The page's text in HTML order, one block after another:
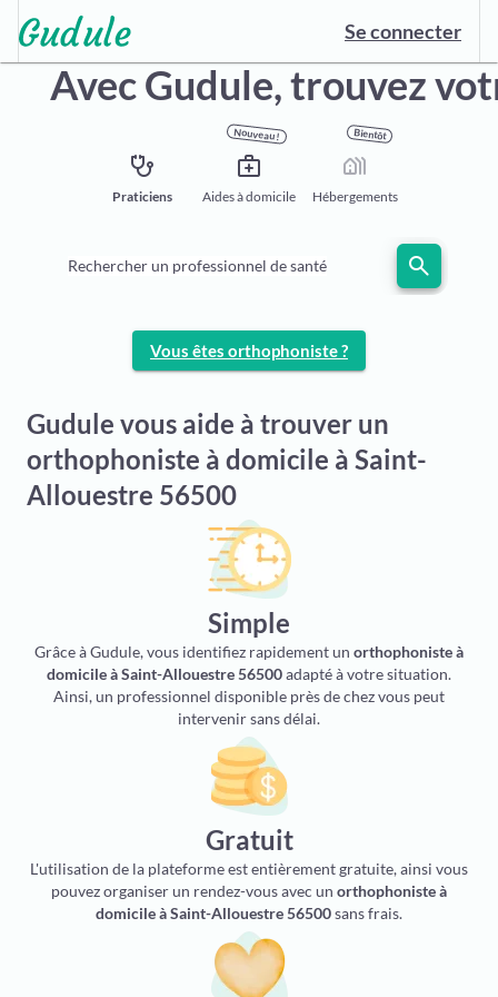
Se connecter
Avec Gudule, trouvez
stethoscope
Praticiens
Nouveau !
medical_services
Aides à domicile
Bientôt
holiday_village
Hébergements
Rechercher un professionnel de santé search
Vous êtes orthophoniste ?
Gudule vous aide à trouver un
orthophoniste à domicile à Saint-
Allouestre 56500
Simple
Grâce à Gudule, vous identifiez rapidement un orthophoniste à
domicile à Saint-Allouestre 56500adapté à votre situation.
Ainsi, un professionnel disponible près de chez vous peut
intervenir sans délai.
Gratuit
L'utilisation de la plateforme est entièrement gratuite, ainsi vous
pouvez organiser un rendez-vous avec un orthophoniste à
domicile à Saint-Allouestre 56500sans frais.